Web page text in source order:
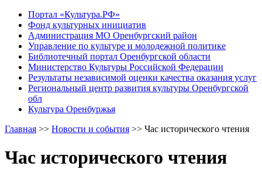
Портал «Культура.РФ»
Фонд культурных инициатив
Администрация МО Оренбургский район
Управление по культуре и молодежной политике
Библиотечный портал Оренбургской области
Министерство Культуры Российской Федерации
Результаты независимой оценки качества оказания услуг
Региональный центр развития культуры Оренбургской
обл
Культура Оренбуржья
Главная >> Новости и события >> Час исторического чтения
Час исторического чтения